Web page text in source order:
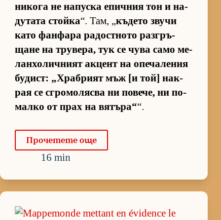
ни­кога не на­пуска епич­ния тон и на­
ду­тата стойка“. Там, „къ­дето звучи
като фан­фара ра­дос­т­ното раз­г­ръ­
щане на тру­ве­ра, тук се чува само ме­
лан­хо­лич­ният ак­цент на опе­ча­ле­ния
бу­дист: „Храб­рият мъж [и той] нак­
рая се сгро­мо­лясва ни по­ве­че, ни по-
малко от прах на вя­тъ­ра““.
Про­че­тете още
16 min